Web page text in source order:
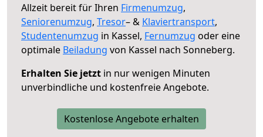
Allzeit bereit für Ihren Firmenumzug,
Seniorenumzug, Tresor– & Klaviertransport,
Studentenumzug in Kassel, Fernumzug oder eine
optimale Beiladung von Kassel nach Sonneberg.
Erhalten Sie jetzt in nur wenigen Minuten
unverbindliche und kostenfreie Angebote.
Kostenlose Angebote erhalten